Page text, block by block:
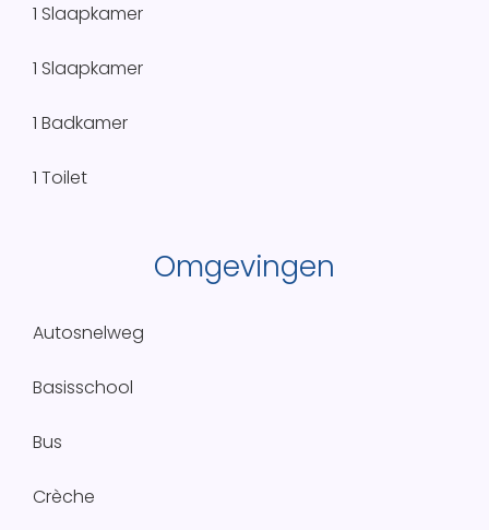
1 Slaapkamer
1 Slaapkamer
1 Badkamer
1 Toilet
Omgevingen
Autosnelweg
Basisschool
Bus
Crèche